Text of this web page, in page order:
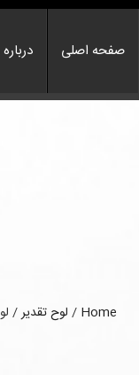
صفحه اصلی
Home
/ لوح تقدیر/